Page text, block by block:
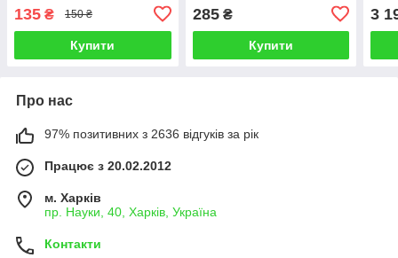
135 ₴ 150 ₴
Купити
285₴
Купити
3
Про нас
97% позитивних з 2636 відгуків за рік
Працює з 20.02.2012
м. Харків
пр. Науки, 40, Харків, Україна
Контакти